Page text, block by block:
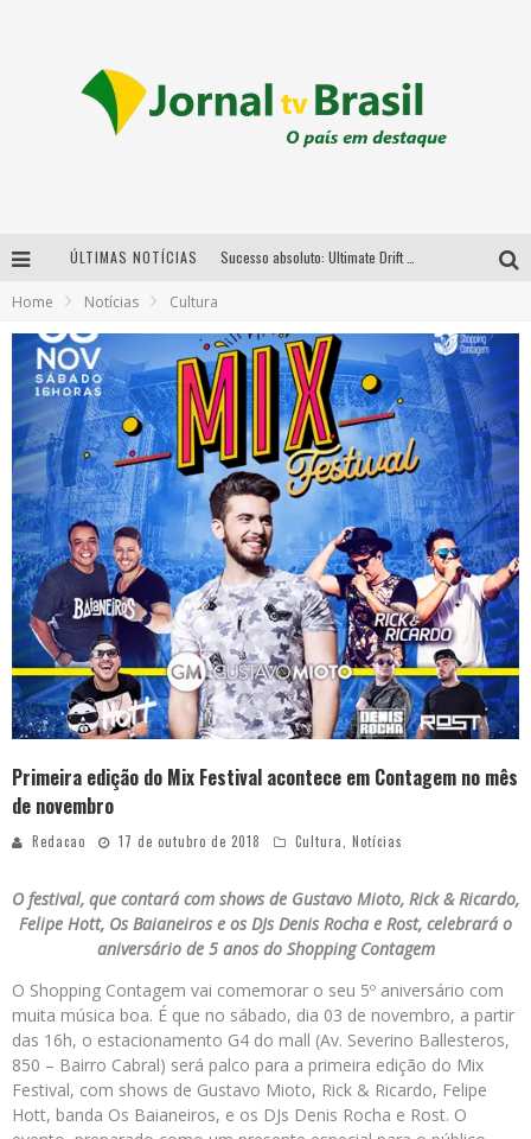
ÚLTIMAS NOTÍCIAS
Chega de mistério! Baianas Ozadas lança tema do carnaval de 2026 nesta terça-feira
Em abril, Boulevard Shopping BH realiza sorteio de TVs 4K
Home Notícias Cultura
Primeira edição do Mix Festival acontece em Contagem no mês
de novembro
Redacao 17 de outubro de 2018 Cultura, Notícias
O festival, que contará com shows de Gustavo Mioto, Rick & Ricardo,
Felipe Hott, Os Baianeiros e os DJs Denis Rocha e Rost, celebrará o
aniversário de 5 anos do Shopping Contagem
O Shopping Contagem vai comemorar o seu 5º aniversário com
muita música boa. É que no sábado, dia 03 de novembro, a partir
das 16h, o estacionamento G4 do mall (Av. Severino Ballesteros,
850 – Bairro Cabral) será palco para a primeira edição do Mix
Festival, com shows de Gustavo Mioto, Rick & Ricardo, Felipe
Hott, banda Os Baianeiros, e os DJs Denis Rocha e Rost. O